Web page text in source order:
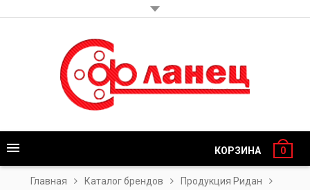
КОРЗИНА 0
Главная Каталог брендов Продукция Ридан